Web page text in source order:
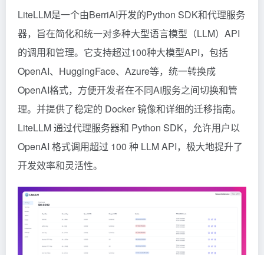
LiteLLM是一个由BerriAI开发的Python SDK和代理服务
器，旨在简化和统一对多种大型语言模型（LLM）API
的调用和管理。它支持超过100种大模型API，包括
OpenAI、HuggingFace、Azure等，统一转换成
OpenAI格式，方便开发者在不同AI服务之间切换和管
理。并提供了稳定的 Docker 镜像和详细的迁移指南。
LiteLLM 通过代理服务器和 Python SDK，允许用户以
OpenAI 格式调用超过 100 种 LLM API，极大地提升了
开发效率和灵活性。